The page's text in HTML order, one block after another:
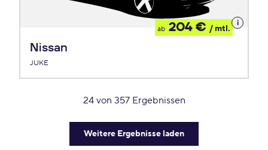
Nissan
JUKE
ab 204 € / mtl.
Details
zum
24 von 357 Ergebnissen
Weitere Ergebnisse laden